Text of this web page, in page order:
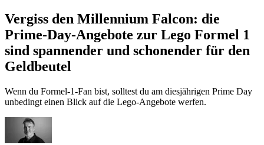
Vergiss den Millennium Falcon: die
Prime-Day-Angebote zur Lego Formel 1
sind spannender und schonender für den
Geldbeutel
Wenn du Formel-1-Fan bist, solltest du am diesjährigen Prime Day
unbedingt einen Blick auf die Lego-Angebote werfen.